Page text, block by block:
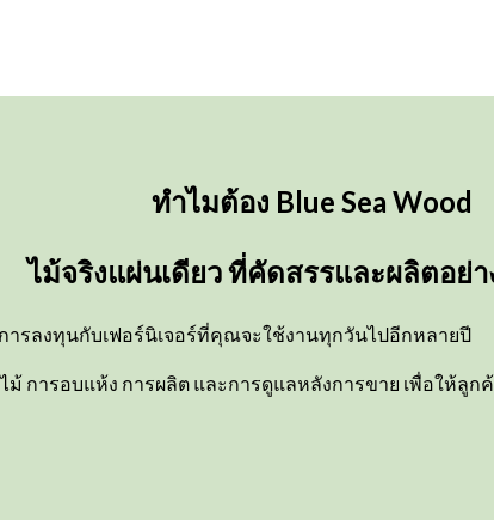
ทำไมต้อง Blue Sea Wood
ไม้จริงแผ่นเดียว ที่คัดสรรและผลิตอย่
ารลงทุนกับเฟอร์นิเจอร์ที่คุณจะใช้งานทุกวันไปอีกหลายปี
ม้ การอบแห้ง การผลิต และการดูแลหลังการขาย เพื่อให้ลู